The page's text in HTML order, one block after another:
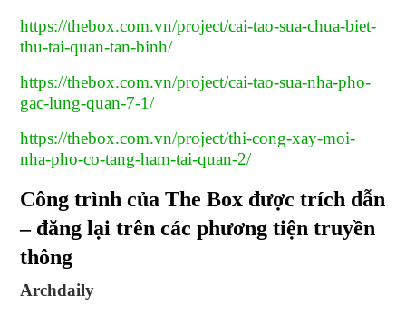
https://thebox.com.vn/project/cai-tao-sua-chua-biet-
thu-tai-quan-tan-binh/
https://thebox.com.vn/project/cai-tao-sua-nha-pho-
gac-lung-quan-7-1/
https://thebox.com.vn/project/thi-cong-xay-moi-
nha-pho-co-tang-ham-tai-quan-2/
Công trình của The Box được trích dẫn
– đăng lại trên các phương tiện truyền
thông
Archdaily